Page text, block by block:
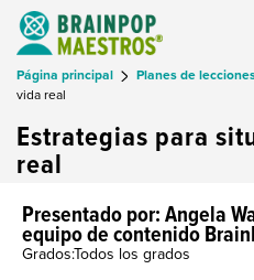
Página principal Planes de
vida real
Estrategias para
real
Presentado por: Angela
equipo de contenido
Grados:Todos los grados